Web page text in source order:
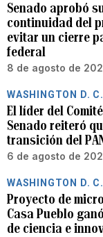
Senado aprobó
continuidad del
evitar un cierre
federal
8 de agosto de
WASHINGTON D. C.
El líder del
Senado reiteró
transición del
6 de agosto de
WASHINGTON D. C.
Proyecto de
Casa Pueblo
de ciencia e